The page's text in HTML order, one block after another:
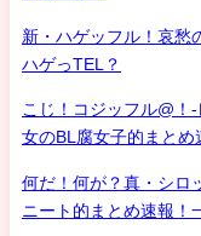
新・ハゲッフル！哀愁
ハゲっTEL？
こじ！コジッフル@！
女のBL腐女子的まとめ
何だ！何が？真・シ
ニート的まとめ速報！